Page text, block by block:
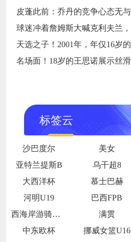
标签云
沙巴度尔 美女
亚特兰提斯B
乌干超8
大西洋杯
慕士巴赫
河明U19
巴西FPB
西海岸游骑兵女足
满贯
中东欧杯
挪威女篮U16